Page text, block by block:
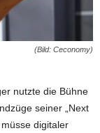
(Bild: Ceconomy)
nutzte die Bühne
seiner „Next
digitaler